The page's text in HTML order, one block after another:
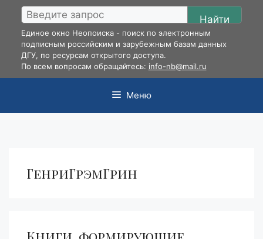
Перейти
содержимому
Найти
Единое окно Неопоиска - поиск по электронным
подписным российским и зарубежным базам данных
ДГУ, по ресурсам открытого доступа.
По всем вопросам обращайтесь: info-nb@mail.ru
Меню
ГенриГрэмГрин